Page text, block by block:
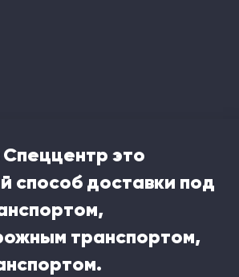
Спеццентр это
способ доставки под
транспортом,